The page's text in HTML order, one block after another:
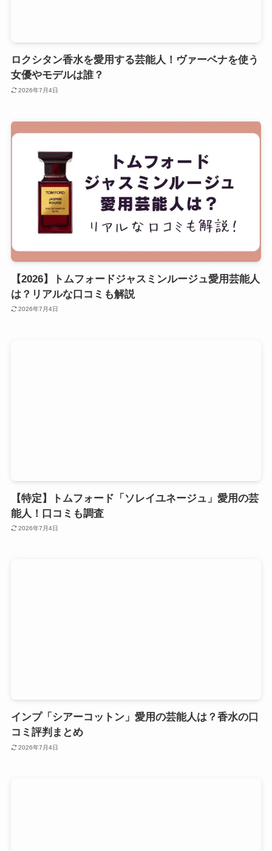
ロクシタン香水を愛用する芸能人！ヴァーベナを使う
女優やモデルは誰？
2026年7月4日
【2026】トムフォードジャスミンルージュ愛用芸能人
は？リアルな口コミも解説
2026年7月4日
【特定】トムフォード「ソレイユネージュ」愛用の芸
能人！口コミも調査
2026年7月4日
インプ「シアーコットン」愛用の芸能人は？香水の口
コミ評判まとめ
2026年7月4日